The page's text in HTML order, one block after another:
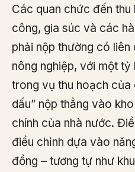
Các quan chức đến thu
công, gia súc và các
phải nộp thường có liên
nông nghiệp, với một
trong vụ thu hoạch của
dấu” nộp thẳng vào
chính của nhà nước.
điều chỉnh dựa vào
đồng – tương tự như